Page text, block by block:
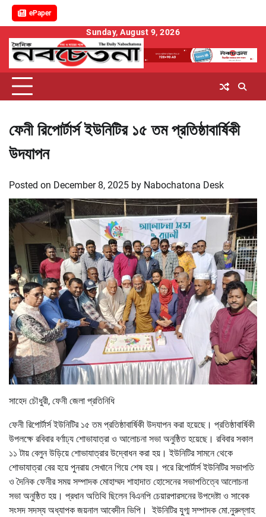
ePaper
content
Sunday, August 9, 2026
ফেনী রিপোর্টার্স ইউনিটির ১৫ তম প্রতিষ্ঠাবার্ষিকী
উদযাপন
Posted on December 8, 2025 by Nabochatona Desk
সাহেদ চৌধুরী, ফেনী জেলা প্রতিনিধি
ফেনী রিপোর্টার্স ইউনিটির ১৫ তম প্রতিষ্ঠাবার্ষিকী উদযাপন করা হয়েছে। প্রতিষ্ঠাবার্ষিকী
উপলক্ষে রবিবার বর্ণাঢ্য শোভাযাত্রা ও আলোচনা সভা অনুষ্ঠিত হয়েছে। রবিবার সকাল
১১ টায় বেলুন উড়িয়ে শোভাযাত্রার উদ্বোধন করা হয়। ইউনিটির সামনে থেকে
শোভাযাত্রা বের হয়ে পুনরায় সেখানে গিয়ে শেষ হয়। পরে রিপোর্টার্স ইউনিটির সভাপতি
ও দৈনিক ফেনীর সময় সম্পাদক মোহাম্মদ শাহাদাত হোসেনের সভাপতিত্বে আলোচনা
সভা অনুষ্ঠিত হয়। প্রধান অতিথি ছিলেন বিএনপি চেয়ারপারসনের উপদেষ্টা ও সাবেক
সংসদ সদস্য অধ্যাপক জয়নাল আবেদীন ভিপি। ইউনিটির যুগ্ম সম্পাদক মো.নুরুল্লাহ